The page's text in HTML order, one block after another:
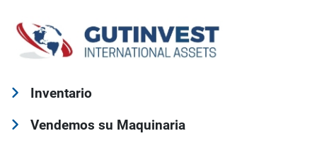
Inventario
Vendemos su Maquinaria